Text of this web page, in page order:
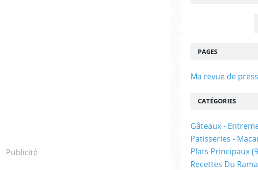
Publicité
PAGES
Ma revue de
CATÉGORIES
Gâteaux -
Patisseries -
Plats Principaux
Recettes Du